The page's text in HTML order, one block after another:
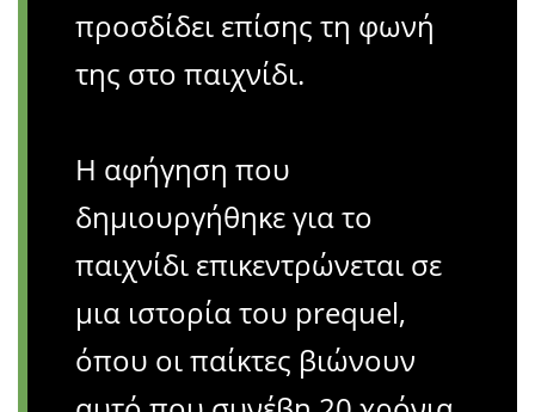
προσδίδει επίσης τη φωνή
της στο παιχνίδι.
Η αφήγηση που
δημιουργήθηκε για το
παιχνίδι επικεντρώνεται σε
μια ιστορία του prequel,
όπου οι παίκτες βιώνουν